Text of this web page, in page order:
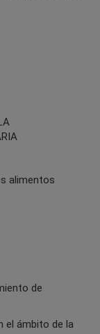
alimentos
de
el ámbito de la